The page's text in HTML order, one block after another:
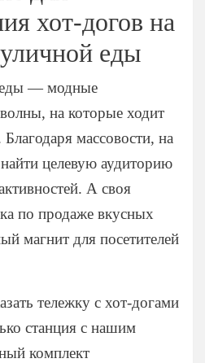
повара
кейтеринг
на выставку
хот-догов на
еды
еды — модные
на которые ходит
массовости, на
целевую аудиторию
А своя
по продаже вкусных
магнит для посетителей
тележку с хот-догами
станция с нашим
комплект